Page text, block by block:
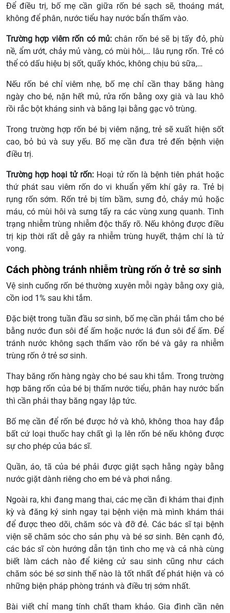
Để điều trị, bố mẹ cần giữa rốn bé sạch sẽ, thoáng mát,
không để phân, nước tiểu hay nước bẩn thấm vào.
Trường hợp viêm rốn có mủ:chân rốn bé sẽ bị tấy đỏ, phù
nề, ẩm ướt, chảy mủ vàng, có mùi hôi,… lâu rụng rốn. Trẻ có
thể có dấu hiệu bị sốt, quấy khóc, không chịu bú sữa,…
Nếu rốn bé chỉ viêm nhẹ, bố mẹ chỉ cần thay băng hàng
ngày cho bé, nặn hết mủ, rửa rốn bằng oxy già và lau khô
rồi rắc bột kháng sinh và băng lại bằng gạc vô trùng.
Trong trường hợp rốn bé bị viêm nặng, trẻ sẽ xuất hiện sốt
cao, bỏ bú và suy yếu. Bố mẹ cần đưa trẻ đến bệnh viện
điều trị.
Trường hợp hoại tử rốn: Hoại tử rốn là bệnh tiên phát hoặc
thứ phát sau viêm rốn do vi khuẩn yếm khí gây ra. Trẻ bị
rụng rốn sớm. Rốn trẻ bị tím bầm, sưng đỏ, chảy mủ hoặc
máu, có mùi hôi và sưng tấy ra các vùng xung quanh. Tình
trạng nhiễm trùng nhiễm độc thấy rõ. Nếu không được điều
trị kịp thời rất dễ gây ra nhiễm trùng huyết, thậm chí là tử
vong.
Cách phòng tránh nhiễm trùng rốn ở trẻ sơ sinh
Vệ sinh cuống rốn bé thường xuyên mỗi ngày bằng oxy già,
cồn iod 1% sau khi tắm.
Đặc biệt trong tuần đầu sơ sinh, bố mẹ cần phải tắm cho bé
bằng nước đun sôi để ấm hoặc nước lá đun sôi để ấm. Để
tránh nước không sạch thấm vào rốn bé và gây ra nhiễm
trùng rốn ở trẻ sơ sinh.
Thay băng rốn hàng ngày cho bé sau khi tắm. Trong trường
hợp băng rốn của bé bị thấm nước tiểu, phân hay nước bẩn
thì cần phải thay băng ngay lập tức.
Bố mẹ cần để rốn bé được hở và khô, không thoa hay đắp
bất cứ loại thuốc hay chất gì lạ lên rốn bé nếu không được
sự cho phép của bác sĩ.
Quần, áo, tã của bé phải được giặt sạch hằng ngày bằng
nước giặt dành riêng cho em bé và phơi nắng.
Ngoài ra, khi đang mang thai, các mẹ cần đi khám thai định
kỳ và đăng ký sinh ngay tại bệnh viện mà mình khám thái
để được theo dõi, chăm sóc và đỡ đẻ. Các bác sĩ tại bệnh
viện sẽ chăm sóc cho sản phụ và bé sơ sinh. Bên cạnh đó,
các bác sĩ còn hướng dẫn tận tình cho mẹ và cả nhà cùng
biết làm cách nào để kiêng cử sau sinh cũng như cách
chăm sóc bé sơ sinh thế nào là tốt nhất để phát hiện và có
những biện pháp phòng tránh và điều trị sớm nhất.
Bài viết chỉ mang tính chất tham khảo. Gia đình cần nên